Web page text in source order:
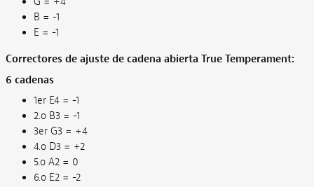
B = -1
E = -1
Correctores de ajuste de cadena abierta True Temperament:
6 cadenas
1er E4 = -1
2.o B3 = -1
3er G3 = +4
4.o D3 = +2
5.o A2 = 0
6.o E2 = -2